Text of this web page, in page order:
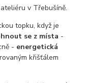
v Třebušíně.
topku, když je
se z místa -
- energetická
křišťálem